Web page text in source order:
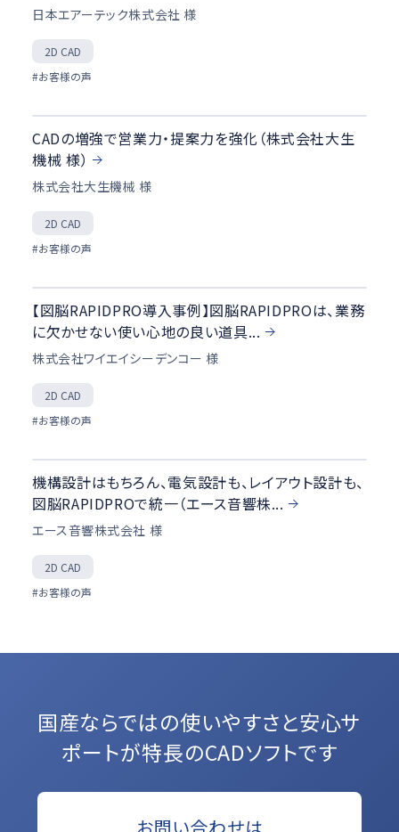
日本エアーテック株式会社 様
2D CAD
#お客様の声
CADの増強で営業力・提案力を強化（株式会社大生
機械 様）
株式会社大生機械 様
2D CAD
#お客様の声
【図脳RAPIDPRO導入事例】図脳RAPIDPROは、業務
に欠かせない使い心地の良い道具...
株式会社ワイエイシーデンコー 様
2D CAD
#お客様の声
機構設計はもちろん、電気設計も、レイアウト設計も、
図脳RAPIDPROで統一（エース音響株...
エース音響株式会社 様
2D CAD
#お客様の声
国産ならではの使いやすさと安心サ
ポートが特長のCADソフトです